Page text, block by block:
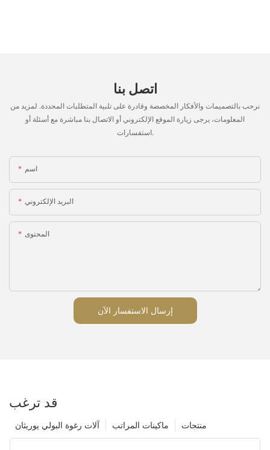
اتصل بنا
نرحب بالتصميمات والأفكار المخصصة وقادرة على تلبية المتطلبات المحددة. لمزيد من
المعلومات، يرجى زيارة الموقع الإلكتروني أو الاتصال بنا مباشرة مع أسئلة أو
استفسارات.
اسم
البريد الإلكتروني
المحتوى
إرسال الاستفسار الآن
قد ترغب
منتجات ماكينات المراتب آلات رغوة البولي يوريثان